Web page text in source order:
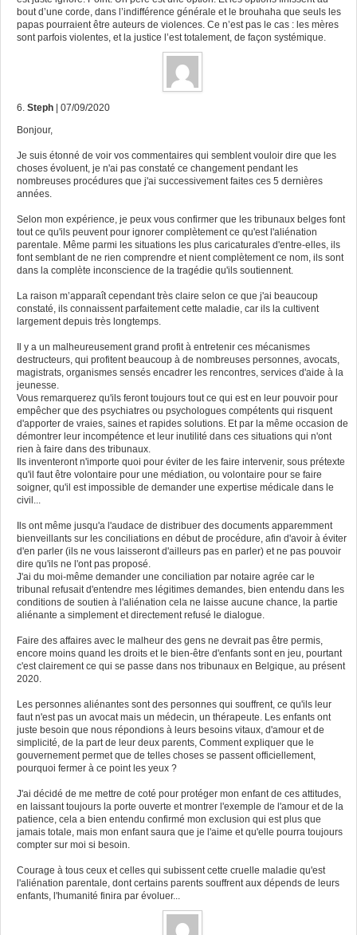
bout d’une corde, dans l’indifférence générale et le brouhaha que seuls les
papas pourraient être auteurs de violences. Ce n’est pas le cas : les mères
sont parfois violentes, et la justice l’est totalement, de façon systémique.
6. Steph | 07/09/2020
Bonjour,
Je suis étonné de voir vos commentaires qui semblent vouloir dire que les
choses évoluent, je n'ai pas constaté ce changement pendant les
nombreuses procédures que j'ai successivement faites ces 5 dernières
années.
Selon mon expérience, je peux vous confirmer que les tribunaux belges font
tout ce qu'ils peuvent pour ignorer complètement ce qu'est l'aliénation
parentale. Même parmi les situations les plus caricaturales d'entre-elles, ils
font semblant de ne rien comprendre et nient complètement ce nom, ils sont
dans la complète inconscience de la tragédie qu'ils soutiennent.
La raison m’apparaît cependant très claire selon ce que j'ai beaucoup
constaté, ils connaissent parfaitement cette maladie, car ils la cultivent
largement depuis très longtemps.
Il y a un malheureusement grand profit à entretenir ces mécanismes
destructeurs, qui profitent beaucoup à de nombreuses personnes, avocats,
magistrats, organismes sensés encadrer les rencontres, services d'aide à la
jeunesse.
Vous remarquerez qu'ils feront toujours tout ce qui est en leur pouvoir pour
empêcher que des psychiatres ou psychologues compétents qui risquent
d'apporter de vraies, saines et rapides solutions. Et par la même occasion de
démontrer leur incompétence et leur inutilité dans ces situations qui n'ont
rien à faire dans des tribunaux.
Ils inventeront n'importe quoi pour éviter de les faire intervenir, sous prétexte
qu'il faut être volontaire pour une médiation, ou volontaire pour se faire
soigner, qu'il est impossible de demander une expertise médicale dans le
civil...
Ils ont même jusqu'a l'audace de distribuer des documents apparemment
bienveillants sur les conciliations en début de procédure, afin d'avoir à éviter
d'en parler (ils ne vous laisseront d'ailleurs pas en parler) et ne pas pouvoir
dire qu'ils ne l'ont pas proposé.
J'ai du moi-même demander une conciliation par notaire agrée car le
tribunal refusait d'entendre mes légitimes demandes, bien entendu dans les
conditions de soutien à l'aliénation cela ne laisse aucune chance, la partie
aliénante a simplement et directement refusé le dialogue.
Faire des affaires avec le malheur des gens ne devrait pas être permis,
encore moins quand les droits et le bien-être d'enfants sont en jeu, pourtant
c'est clairement ce qui se passe dans nos tribunaux en Belgique, au présent
2020.
Les personnes aliénantes sont des personnes qui souffrent, ce qu'ils leur
faut n'est pas un avocat mais un médecin, un thérapeute. Les enfants ont
juste besoin que nous répondions à leurs besoins vitaux, d'amour et de
simplicité, de la part de leur deux parents, Comment expliquer que le
gouvernement permet que de telles choses se passent officiellement,
pourquoi fermer à ce point les yeux ?
J'ai décidé de me mettre de coté pour protéger mon enfant de ces attitudes,
en laissant toujours la porte ouverte et montrer l'exemple de l'amour et de la
patience, cela a bien entendu confirmé mon exclusion qui est plus que
jamais totale, mais mon enfant saura que je l'aime et qu'elle pourra toujours
compter sur moi si besoin.
Courage à tous ceux et celles qui subissent cette cruelle maladie qu'est
l'aliénation parentale, dont certains parents souffrent aux dépends de leurs
enfants, l'humanité finira par évoluer...